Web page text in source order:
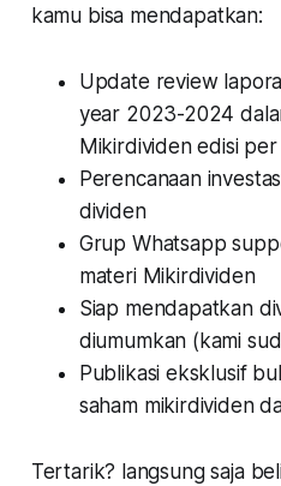
kamu bisa mendapatkan:
Update review
year 2023-2024
Mikirdividen edisi
Perencanaan
dividen
Grup Whatsapp
materi Mikirdividen
Siap mendapatkan
diumumkan (kami
Publikasi eksklusif
saham mikirdividen
Tertarik? langsung saja